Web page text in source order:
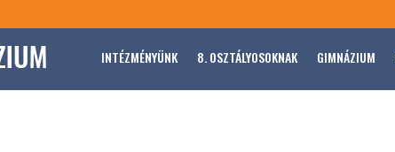
INTÉZMÉNYÜNK 8. OSZTÁLYOSOKNAK GIMNÁZIUM